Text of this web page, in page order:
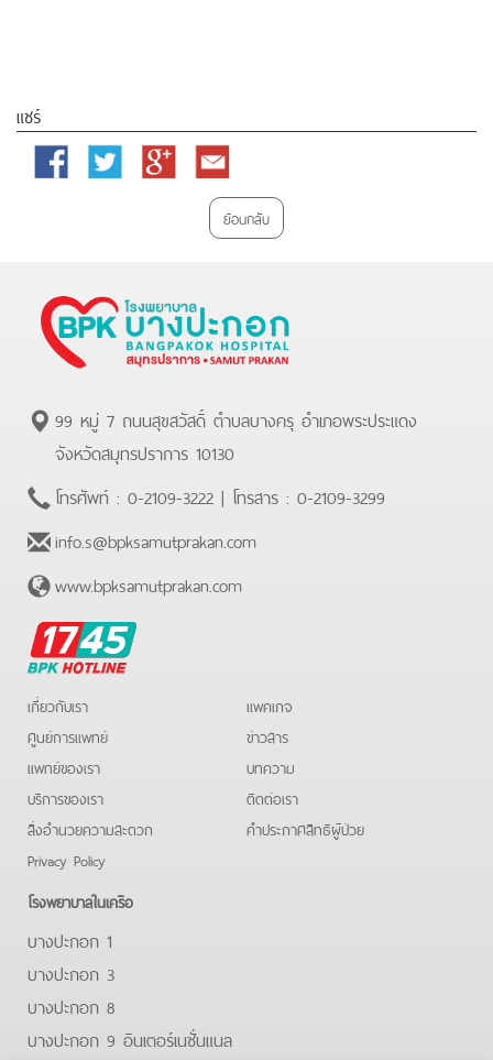
แชร์
Facebook Twitter
Google
Email
ย้อนกลับ
99 หมู่ 7 ถนนสุขสวัสดิ์ ตำบลบางครุ อำเภอพระประแดง
จังหวัดสมุทรปราการ 10130
โทรศัพท์ : 0-2109-3222 | โทรสาร : 0-2109-3299
info.s@bpksamutprakan.com
www.bpksamutprakan.com
BPK
Hotline
เกี่ยวกับเรา
ศูนย์การแพทย์
แพทย์ของเรา
บริการของเรา
สิ่งอำนวยความสะดวก
Privacy Policy
แพคเกจ
ข่าวสาร
บทความ
ติดต่อเรา
คําประกาศสิทธิผู้ป่วย
โรงพยาบาลในเครือ
บางปะกอก 1
บางปะกอก 3
บางปะกอก 8
บางปะกอก 9 อินเตอร์เนชั่นแนล